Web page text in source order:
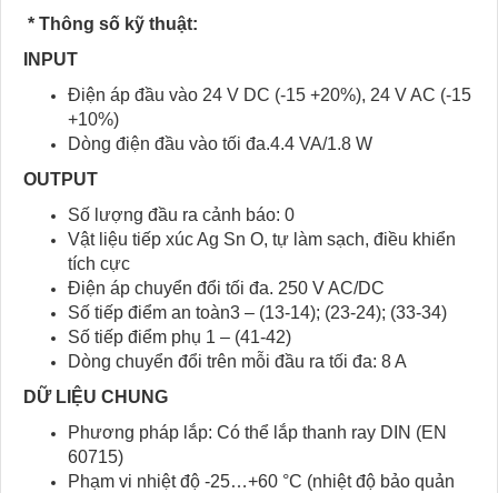
* Thông số kỹ thuật:
INPUT
Điện áp đầu vào 24 V DC (-15 +20%), 24 V AC (-15
+10%)
Dòng điện đầu vào tối đa.4.4 VA/1.8 W
OUTPUT
Số lượng đầu ra cảnh báo: 0
Vật liệu tiếp xúc Ag Sn O, tự làm sạch, điều khiển
tích cực
Điện áp chuyển đổi tối đa. 250 V AC/DC
Số tiếp điểm an toàn3 – (13-14); (23-24); (33-34)
Số tiếp điểm phụ 1 – (41-42)
Dòng chuyển đổi trên mỗi đầu ra tối đa: 8 A
DỮ LIỆU CHUNG
Phương pháp lắp: Có thể lắp thanh ray DIN (EN
60715)
Phạm vi nhiệt độ -25…+60 °C (nhiệt độ bảo quản